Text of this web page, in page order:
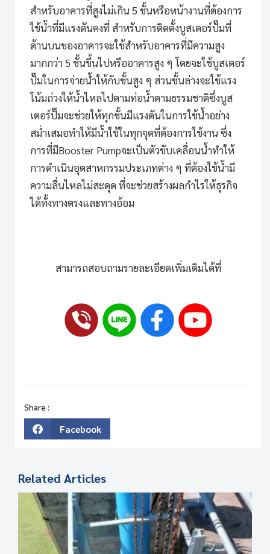
สำหรับอาคารที่สูงไม่เกิน 5 ชั้นหรือหน้างานที่ต้องการ
ใช้น้ำที่มีแรงดันคงที่ สำหรับการติดตั้งบูสเตอร์ปั๊มที่
ด้านบนของอาคารจะใช้สำหรับอาคารที่มีความสูง
มากกว่า 5 ชั้นขึ้นไปหรืออาคารสูง ๆ โดยจะใช้บูสเตอร์
ปั๊มในการจ่ายน้ำให้กับชั้นสูง ๆ ส่วนชั้นล่างจะใช้แรง
โน้มถ่วงให้น้ำไหลไปตามท่อน้ำตามธรรมชาติซึ่งบูส
เตอร์ปั๊มจะช่วยให้ทุกชั้นมีแรงดันในการใช้น้ำอย่าง
สม่ำเสมอทำให้มีน้ำใช้ในทุกจุดที่ต้องการใช้งาน ซึ่ง
การที่มีBooster Pumpจะเป็นตัวขับเคลื่อนน้ำทำให้
การดำเนินอุตสาหกรรมประเภทต่าง ๆ ที่ต้องใช้น้ำมี
ความลื่นไหลไม่สะดุด ที่จะช่วยสร้างผลกำไรให้ธุรกิจ
ได้ทั้งทางตรงและทางอ้อม
สามารถสอบถามรายละเอียดเพิ่มเติมได้ที่
Share :
Facebook
Related Articles